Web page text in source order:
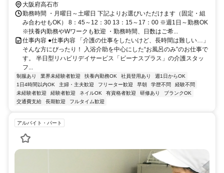
大阪府高石市
勤務時間 ・月曜日～土曜日 下記よりお選びいただけます（固定・組
み合わせもOK） 8：45～12：30 13：15～17：00 ※週1日～勤務OK
※扶養内勤務やWワークも歓迎 ・勤務時間、日数はご希...
仕事内容 ●仕事内容 「介護の仕事をしたいけど、長時間は難しい…」
そんな方にぴったり！ 入浴介助を中心にした“お風呂のみ”のお仕事で
す。 半日型リハビリデイサービス「ビーナスプラス」の介護スタッ
フ...
制服あり 業界未経験者歓迎 扶養内勤務OK 社員登用あり
週1日からOK
1日4時間以内OK
主婦・主夫歓迎 フリーター歓迎 早朝 学歴不問
経験不問
未経験者歓迎
経験者歓迎 ネイルOK 有資格者歓迎 研修あり
ブランクOK
交通費支給
長期歓迎 フルタイム歓迎
アルバイト・パート